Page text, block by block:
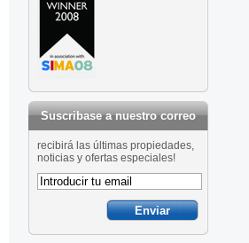
Suscribase a nuestro correo
recibirá las últimas propiedades,
noticias y ofertas especiales!